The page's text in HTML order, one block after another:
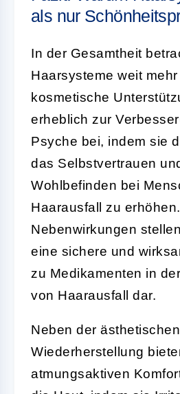
als nur
In der Gesamtheit
Haarsysteme weit
kosmetische
erheblich zur
Psyche bei, indem sie
das Selbstvertrauen
Wohlbefinden bei
Haarausfall zu
Nebenwirkungen
eine sichere und
zu Medikamenten in
von Haarausfall dar.
Neben der ästhetischen
Wiederherstellung
atmungsaktiven